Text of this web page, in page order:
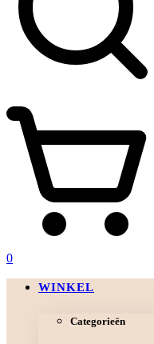
0
WINKEL
Categorieën